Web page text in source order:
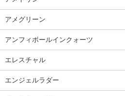
アメグリーン
アンフィボールインクォーツ
エレスチャル
エンジェルラダー